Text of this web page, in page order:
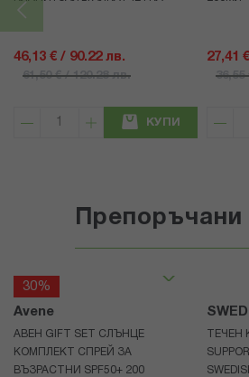
46,13 € / 90.22 лв.
61,50 € / 120.28 лв.
КУПИ
27,41
36,55
Препоръчани
30%
Avene
АВЕН GIFT SET СЛЪНЦЕ
КОМПЛЕКТ СПРЕЙ ЗА
ВЪЗРАСТНИ SPF50+ 200
ТЕЧЕН